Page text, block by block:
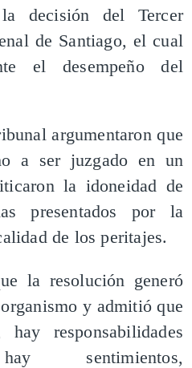
decisión del Tercer
de Santiago, el cual
el desempeño del
argumentaron que
a ser juzgado en un
la idoneidad de
presentados por la
de los peritajes.
la resolución generó
y admitió que
responsabilidades
sentimientos,